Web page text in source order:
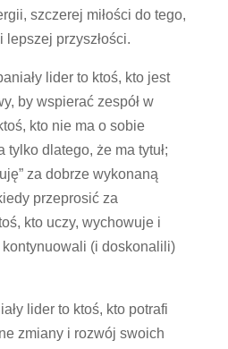
szczerej miłości do tego,
przyszłości.
lider to ktoś, kto jest
by wspierać zespół w
kto nie ma o sobie
dlatego, że ma tytuł;
za dobrze wykonaną
przeprosić za
kto uczy, wychowuje i
(i doskonalili)
lider to ktoś, kto potrafi
zmiany i rozwój swoich